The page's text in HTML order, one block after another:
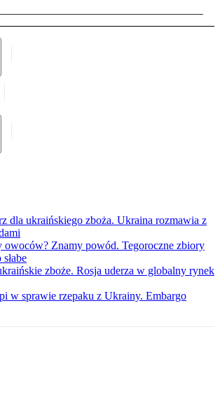
dla ukraińskiego zboża. Ukraina rozmawia z
owoców? Znamy powód. Tegoroczne zbiory
zboże. Rosja uderza w globalny rynek
w sprawie rzepaku z Ukrainy. Embargo